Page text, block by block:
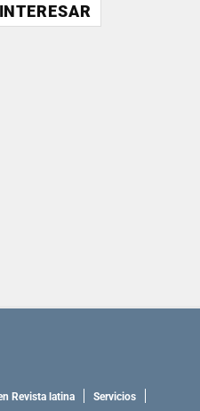
Revista latina
Servicios